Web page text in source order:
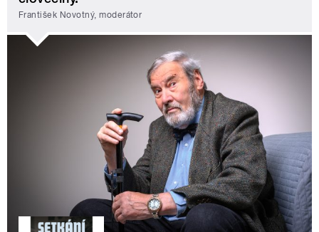
František Novotný, moderátor